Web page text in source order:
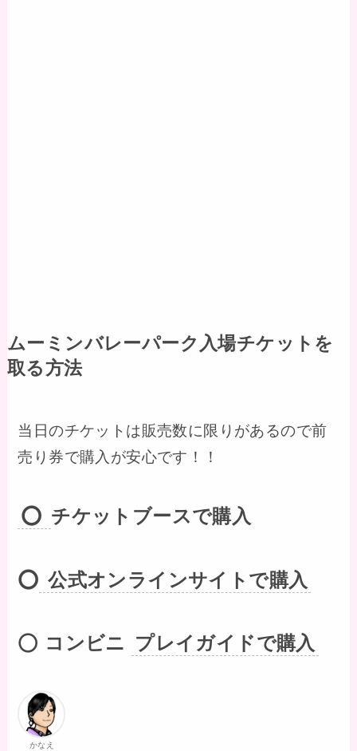
ムーミンバレーパーク入場チケットを
取る方法
当日のチケットは販売数に限りがあるので前
売り券で購入が安心です！！
⭕️ チケットブースで購入
⭕️ 公式オンラインサイトで購入
⭕️ コンビニ プレイガイドで購入
かなえ